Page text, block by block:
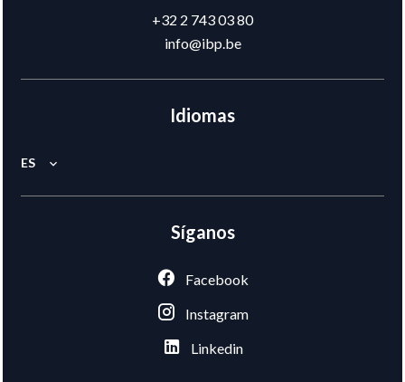
+32 2 743 03 80
info@ibp.be
Idiomas
ES
Síganos
Facebook
Instagram
Linkedin